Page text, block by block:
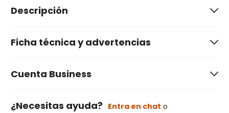
Descripción
Ficha técnica y advertencias
Cuenta Business
¿Necesitas ayuda? Entra en chat o